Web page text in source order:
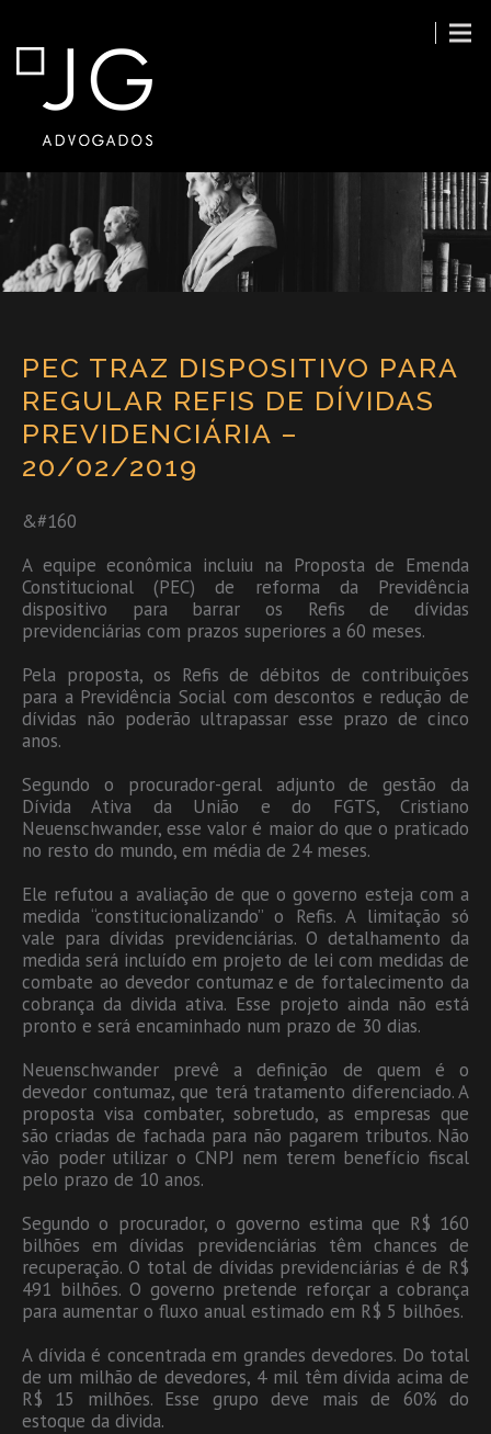
PEC TRAZ DISPOSITIVO PARA
REGULAR REFIS DE DÍVIDAS
PREVIDENCIÁRIA –
20/02/2019
&#160
A equipe econômica incluiu na Proposta de Emenda
Constitucional (PEC) de reforma da Previdência
dispositivo para barrar os Refis de dívidas
previdenciárias com prazos superiores a 60 meses.
Pela proposta, os Refis de débitos de contribuições
para a Previdência Social com descontos e redução de
dívidas não poderão ultrapassar esse prazo de cinco
anos.
Segundo o procurador-geral adjunto de gestão da
Dívida Ativa da União e do FGTS, Cristiano
Neuenschwander, esse valor é maior do que o praticado
no resto do mundo, em média de 24 meses.
Ele refutou a avaliação de que o governo esteja com a
medida “constitucionalizando” o Refis. A limitação só
vale para dívidas previdenciárias. O detalhamento da
medida será incluído em projeto de lei com medidas de
combate ao devedor contumaz e de fortalecimento da
cobrança da divida ativa. Esse projeto ainda não está
pronto e será encaminhado num prazo de 30 dias.
Neuenschwander prevê a definição de quem é o
devedor contumaz, que terá tratamento diferenciado. A
proposta visa combater, sobretudo, as empresas que
são criadas de fachada para não pagarem tributos. Não
vão poder utilizar o CNPJ nem terem benefício fiscal
pelo prazo de 10 anos.
Segundo o procurador, o governo estima que R$ 160
bilhões em dívidas previdenciárias têm chances de
recuperação. O total de dívidas previdenciárias é de R$
491 bilhões. O governo pretende reforçar a cobrança
para aumentar o fluxo anual estimado em R$ 5 bilhões.
A dívida é concentrada em grandes devedores. Do total
de um milhão de devedores, 4 mil têm dívida acima de
R$ 15 milhões. Esse grupo deve mais de 60% do
estoque da divida.